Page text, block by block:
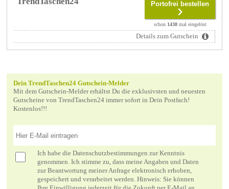
Portofrei bestellen
schon 1438mal eingelöst
Details zum Gutschein
Dein TrendTaschen24 Gutschein-Melder
Mit dem Gutschein-Melder erhältst Du die exklusivsten und neuesten
Gutscheine von TrendTaschen24 immer sofort in Dein Postfach!
Kostenlos!!!
Ich habe die Datenschutzbestimmungen zur Kenntnis
genommen. Ich stimme zu, dass meine Angaben und Daten
zur Beantwortung meiner Anfrage elektronisch erhoben,
gespeichert und verarbeitet werden. Hinweis: Sie können